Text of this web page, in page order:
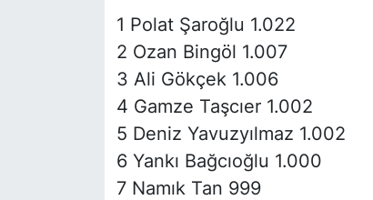
1 Polat Şaroğlu 1.022
2 Ozan Bingöl 1.007
3 Ali Gökçek 1.006
4 Gamze Taşcıer 1.002
5 Deniz Yavuzyılmaz 1.002
6 Yankı Bağcıoğlu 1.000
7 Namık Tan 999